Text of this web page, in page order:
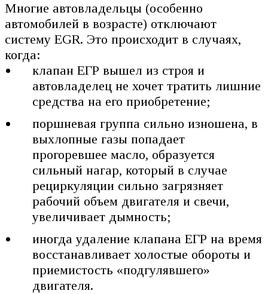
Многие автовладельцы (особенно
автомобилей в возрасте) отключают
систему EGR. Это происходит в случаях,
когда:
клапан ЕГР вышел из строя и
автовладелец не хочет тратить лишние
средства на его приобретение;
поршневая группа сильно изношена, в
выхлопные газы попадает
прогоревшее масло, образуется
сильный нагар, который в случае
рециркуляции сильно загрязняет
рабочий объем двигателя и свечи,
увеличивает дымность;
иногда удаление клапана ЕГР на время
восстанавливает холостые обороты и
приемистость «подгулявшего»
двигателя.